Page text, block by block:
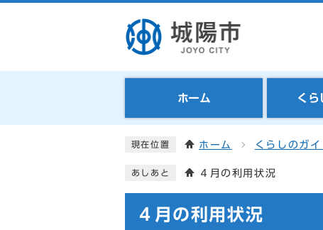
ホーム くら
現在位置 ホーム くらしのガイ
あしあと ４月の利用状況
４月の利用状況